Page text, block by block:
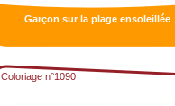
Garçon sur la plage ensoleillée
Coloriage n°1090